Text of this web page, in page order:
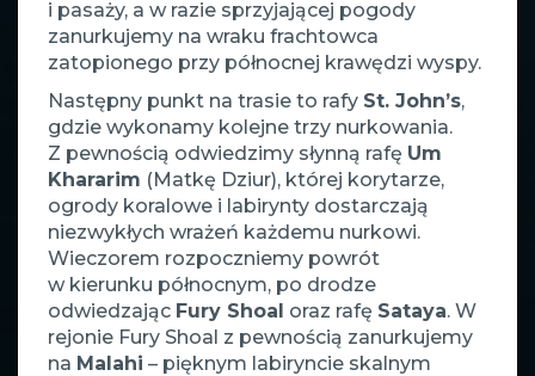
i pasaży, a w razie sprzyjającej pogody
zanurkujemy na wraku frachtowca
zatopionego przy północnej krawędzi wyspy.
Następny punkt na trasie to rafy St. John’s,
gdzie wykonamy kolejne trzy nurkowania.
Z pewnością odwiedzimy słynną rafę Um
Khararim (Matkę Dziur), której korytarze,
ogrody koralowe i labirynty dostarczają
niezwykłych wrażeń każdemu nurkowi.
Wieczorem rozpoczniemy powrót
w kierunku północnym, po drodze
odwiedzając Fury Shoal oraz rafę Sataya. W
rejonie Fury Shoal z pewnością zanurkujemy
na Malahi – pięknym labiryncie skalnym